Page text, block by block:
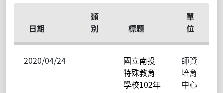
日期
類
別
標題
單
位
2020/04/24
國立南投
特殊教育
學校102年
師資
培育
中心